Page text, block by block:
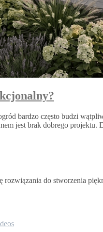
bardzo często budzi
jest brak dobrego
do stworzenia